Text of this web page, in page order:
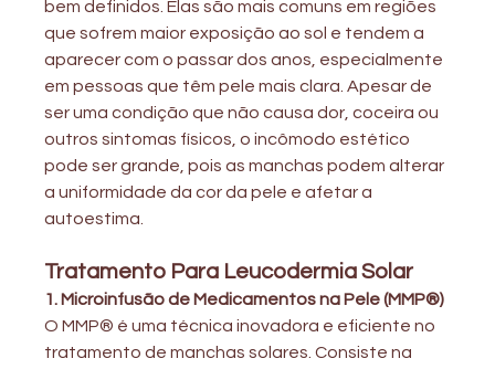
bem definidos. Elas são mais comuns em regiões
que sofrem maior exposição ao sol e tendem a
aparecer com o passar dos anos, especialmente
em pessoas que têm pele mais clara. Apesar de
ser uma condição que não causa dor, coceira ou
outros sintomas físicos, o incômodo estético
pode ser grande, pois as manchas podem alterar
a uniformidade da cor da pele e afetar a
autoestima.
Tratamento Para Leucodermia Solar
1. Microinfusão de Medicamentos na Pele (MMP®)
O MMP® é uma técnica inovadora e eficiente no
tratamento de manchas solares. Consiste na